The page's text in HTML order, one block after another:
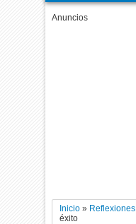
Anuncios
Inicio » Reflexiones
éxito